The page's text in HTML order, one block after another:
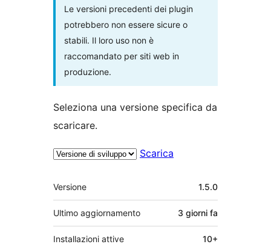
Le versioni precedenti dei plugin
potrebbero non essere sicure o
stabili. Il loro uso non è
raccomandato per siti web in
produzione.
Seleziona una versione specifica da
scaricare.
Scarica
Meta
Versione 1.5.0
Ultimo aggiornamento 3 giorni fa
Installazioni attive 10+